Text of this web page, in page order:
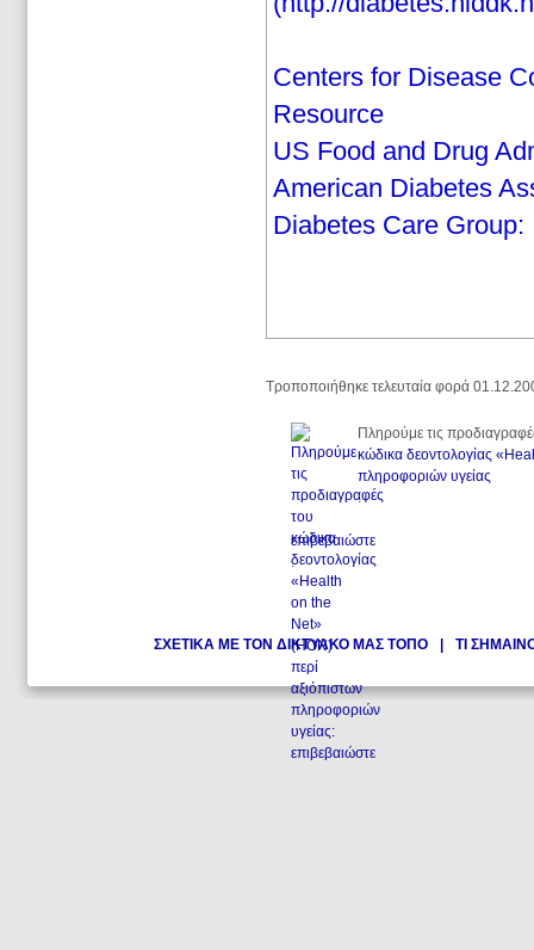
Centers for Disease
Resource
US Food and Drug
American Diabetes
Diabetes Care Group:
Τροποποιήθηκε τελευταία φορά
Πληρούμε τις
κώδικα δεοντολογίας
πληροφοριών υγείας
.
επιβεβαιώστε
.
ΣΧΕΤΙΚΑ ΜΕ ΤΟΝ ΔΙΚΤΥΑΚΟ ΜΑΣ ΤΟΠΟ ΤΙ